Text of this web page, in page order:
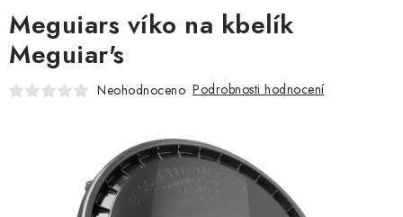
NOVINKY
EXTERIÉR
PŘÍSLUŠENSTVÍ
DÁRKOVÉ SADY A POUKAZY
Meguiars víko na kbelík
Meguiar's
Neohodnoceno Podrobnosti hodnocení